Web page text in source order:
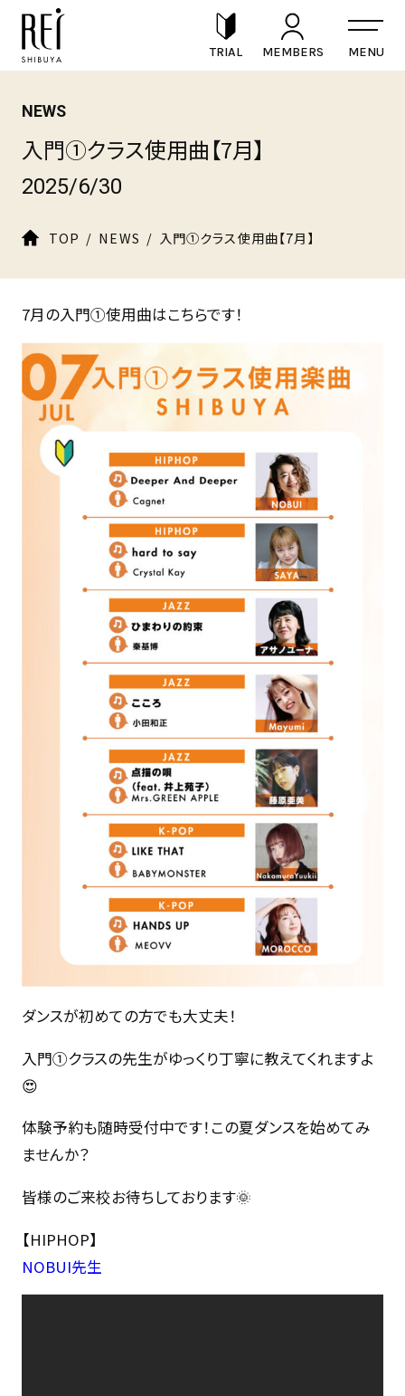
TRIAL MEMBERS
NEWS
入門①クラス使用曲【7月】
2025/6/30
TOP NEWS 入門①クラス使用曲【7月】
7月の入門①使用曲はこちらです！
ダンスが初めての方でも大丈夫！
入門①クラスの先生がゆっくり丁寧に教えてくれますよ
😍
体験予約も随時受付中です！この夏ダンスを始めてみ
ませんか？
皆様のご来校お待ちしております🌞
【HIPHOP】
NOBUI先生